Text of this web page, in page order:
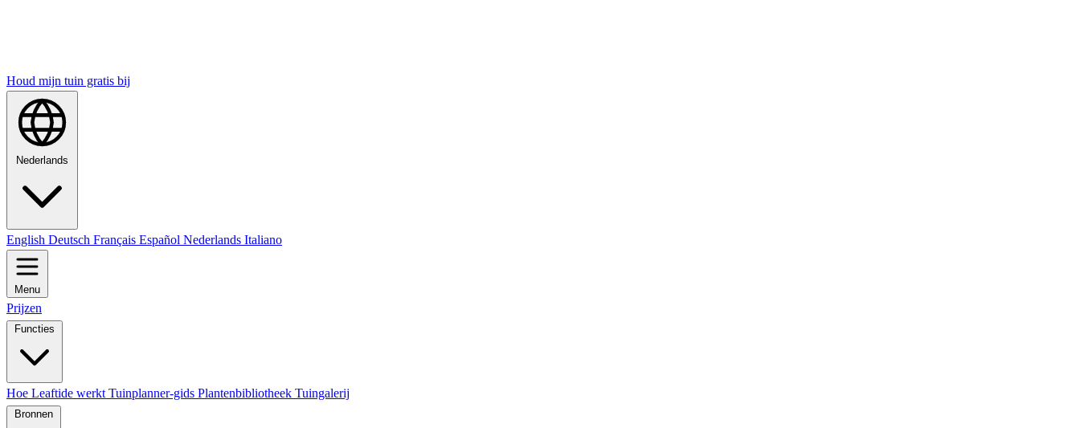
Houd mijn tuin gratis bij
Nederlands
English Deutsch Français Español Nederlands Italiano
Menu
Prijzen
Functies
Hoe Leaftide werkt Tuinplanner-gids Plantenbibliotheek Tuingalerij
Bronnen